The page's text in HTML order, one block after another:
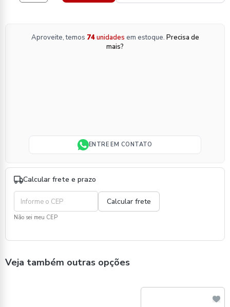
Aproveite, temos 74unidades em estoque. Precisa de
mais?
ENTRE EM CONTATO
Calcular frete e prazo
Não sei meu CEP
Veja também outras opções